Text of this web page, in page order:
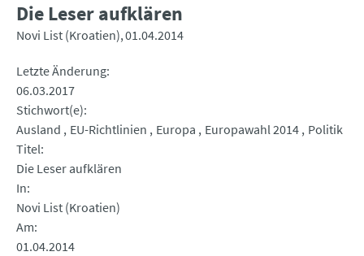
Die Leser aufklären
Novi List (Kroatien) 01.04.2014
Letzte Änderung
06.03.2017
Stichwort(e)
Ausland
EU-Richtlinien Europa Europawahl 2014 Politik
Titel
Die Leser aufklären
In
Novi List (Kroatien)
Am
01.04.2014